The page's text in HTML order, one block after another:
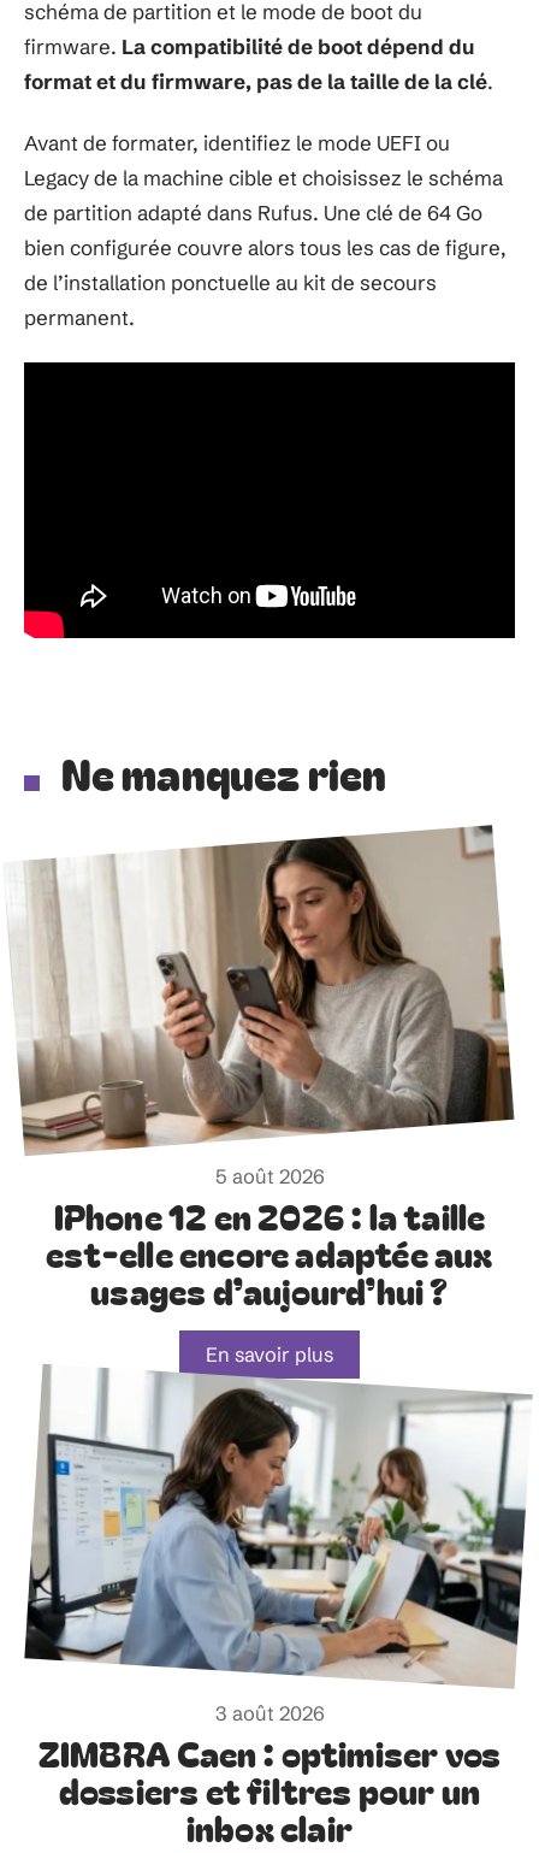
schéma de partition et le mode de boot du
firmware. La compatibilité de boot dépend du
format et du firmware, pas de la taille de la clé.
Avant de formater, identifiez le mode UEFI ou
Legacy de la machine cible et choisissez le schéma
de partition adapté dans Rufus. Une clé de 64 Go
bien configurée couvre alors tous les cas de figure,
de l’installation ponctuelle au kit de secours
permanent.
Ne manquez rien
5 août 2026
IPhone 12 en 2026 : la taille
est-elle encore adaptée aux
usages d’aujourd’hui ?
En savoir plus
3 août 2026
ZIMBRA Caen : optimiser vos
dossiers et filtres pour un
inbox clair